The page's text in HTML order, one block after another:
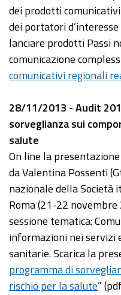
dei prodotti
dei portatori
lanciare prodotti Passi
comunicazione
comunicativi regionali
28/11/2013 - Audit
sorveglianza sui
salute
On line la
da Valentina Possenti
nazionale della Società
Roma (21-22
sessione tematica:
informazioni nei servizi
sanitarie. Scarica la
programma di
rischio per la salute”